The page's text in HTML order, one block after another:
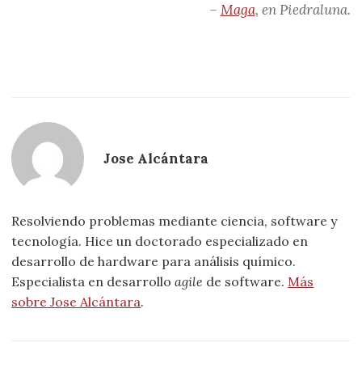
– Maga, enPiedraluna.
Jose Alcántara
Resolviendo problemas mediante ciencia, software y
tecnología. Hice un doctorado especializado en
desarrollo de hardware para análisis químico.
Especialista en desarrolloagile de software. Más
sobre Jose Alcántara.